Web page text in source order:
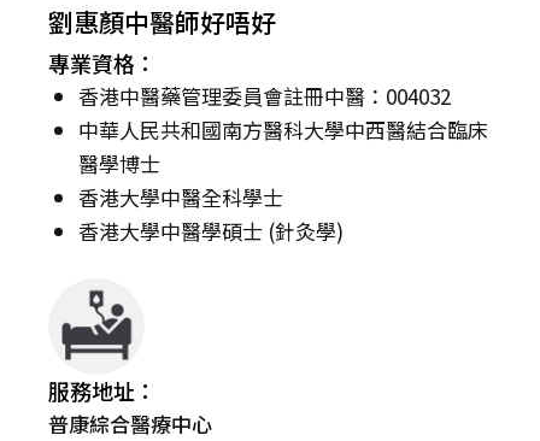
劉惠顏中醫師好唔好
專業資格：
香港中醫藥管理委員會註冊中醫：004032
中華人民共和國南方醫科大學中西醫結合臨床
醫學博士
香港大學中醫全科學士
香港大學中醫學碩士 (針灸學)
服務地址：
普康綜合醫療中心